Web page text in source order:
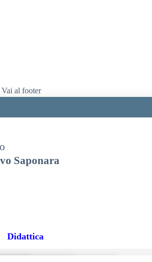
Vai al footer
Saponara
Didattica